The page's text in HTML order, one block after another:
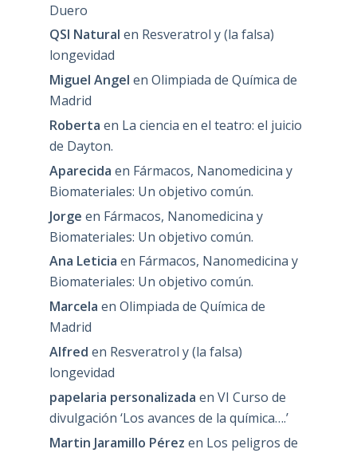
Duero
QSI Natural en Resveratrol y (la falsa)
longevidad
Miguel Angel en Olimpiada de Química de
Madrid
Roberta en La ciencia en el teatro: el juicio
de Dayton.
Aparecida en Fármacos, Nanomedicina y
Biomateriales: Un objetivo común.
Jorge en Fármacos, Nanomedicina y
Biomateriales: Un objetivo común.
Ana Leticia en Fármacos, Nanomedicina y
Biomateriales: Un objetivo común.
Marcela en Olimpiada de Química de
Madrid
Alfred en Resveratrol y (la falsa)
longevidad
papelaria personalizada en VI Curso de
divulgación ‘Los avances de la química….’
Martin Jaramillo Pérez en Los peligros de